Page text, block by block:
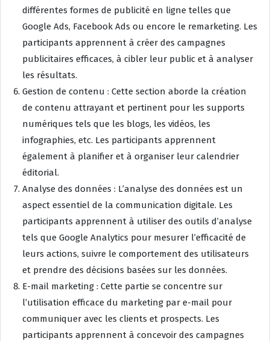
différentes formes de publicité en ligne telles que
Google Ads, Facebook Ads ou encore le remarketing. Les
participants apprennent à créer des campagnes
publicitaires efficaces, à cibler leur public et à analyser
les résultats.
Gestion de contenu : Cette section aborde la création
de contenu attrayant et pertinent pour les supports
numériques tels que les blogs, les vidéos, les
infographies, etc. Les participants apprennent
également à planifier et à organiser leur calendrier
éditorial.
Analyse des données : L’analyse des données est un
aspect essentiel de la communication digitale. Les
participants apprennent à utiliser des outils d’analyse
tels que Google Analytics pour mesurer l’efficacité de
leurs actions, suivre le comportement des utilisateurs
et prendre des décisions basées sur les données.
E-mail marketing : Cette partie se concentre sur
l’utilisation efficace du marketing par e-mail pour
communiquer avec les clients et prospects. Les
participants apprennent à concevoir des campagnes